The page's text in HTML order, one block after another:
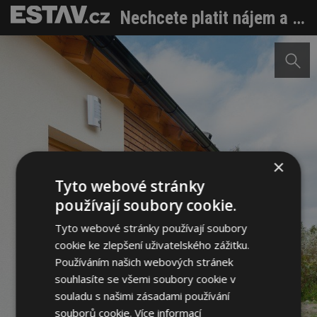
Nechcete platit nájem a toužíte po bydlení ve vlastním? Vyřešme to
×
Tyto webové stránky
používají soubory cookie.
Tyto webové stránky používají soubory
cookie ke zlepšení uživatelského zážitku.
Používáním našich webových stránek
souhlasíte se všemi soubory cookie v
souladu s našimi zásadami používání
souborů cookie.Více informací